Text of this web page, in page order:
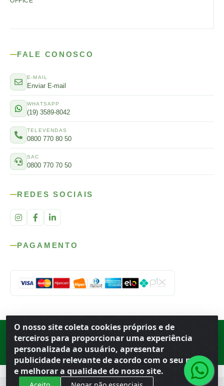
O nosso site coleta cookies próprios e de
terceiros para proporcionar uma experiência
personalizada ao usuário, apresentar
publicidade relevante de acordo com o seu perfil
e melhorar a qualidade do nosso site.
FALE CONOSCO
E-MAIL
Enviar E-mail
WHATSAPP
(19) 3589-8042
TELEVENDAS
0800 770 80 50
SAC
0800 770 70 50
REDES SOCIAIS
PAGAMENTO
Porto Ferreira ·BR
· CNPJ 56.679.863/0001-91
© 2026 Atacado Ideal